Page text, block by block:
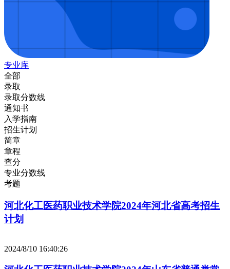
专业库
全部
录取
录取分数线
通知书
入学指南
招生计划
简章
章程
查分
专业分数线
考题
河北化工医药职业技术学院2024年河北省高考招生
计划
2024/8/10 16:40:26